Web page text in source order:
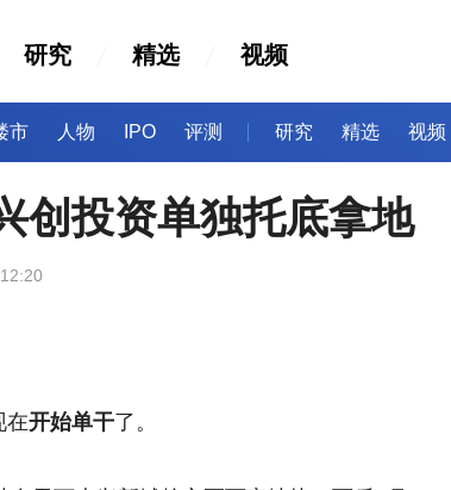
研究 精选 视频
市 人物 IPO 评测 研究 精选 视频
创投资单独托底拿地
在开始单干了。